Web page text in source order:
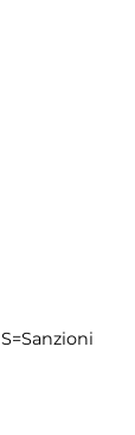
S=Sanzioni